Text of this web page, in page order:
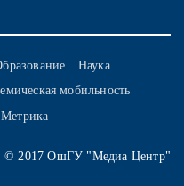
Наука
мобильность
© 2017 ОшГУ "Медиа Центр"